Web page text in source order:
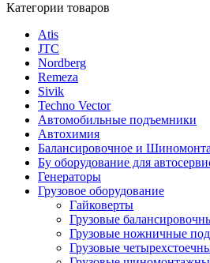
Категории товаров
Atis
JTC
Nordberg
Remeza
Sivik
Techno Vector
Автомобильные подъемники
Автохимия
Балансировочное и
Бу оборудование для
Генераторы
Грузовое оборудование
Гайковерты
Грузовые
Грузовые ножничные
Грузовые